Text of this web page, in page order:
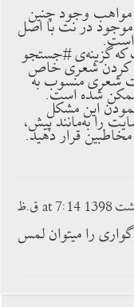
مواهب وجود چنین
موجود در نت با اصل
است.
گزینه‌ی #جستجو
کردن شعری خاص
شعری منسوب به
شده است.
این مشکل
را به‌مانند پیش،
قرار دهید.
را میتوان لمس